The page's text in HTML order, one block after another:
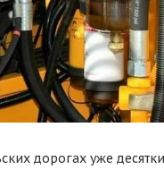
дорогах уже